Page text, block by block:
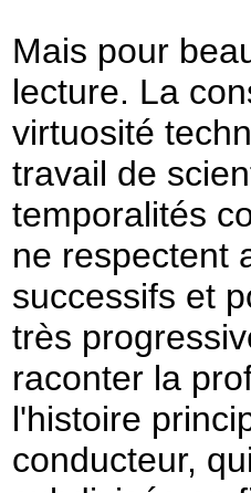
Mais pour
lecture. La
virtuosité
travail de
temporalités
ne respectent
successifs et
très
raconter la
l'histoire
conducteur,